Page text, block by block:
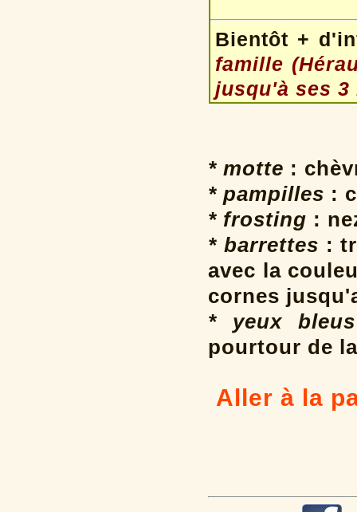
Bientôt +
famille
jusqu'à ses 3
* motte :
* pampilles :
* frosting :
* barrettes :
avec la
cornes
* yeux bleus
pourtour de
Aller à la